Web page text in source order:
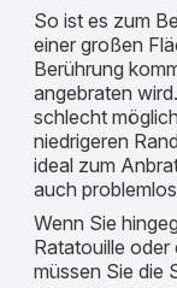
So ist es zum
einer großen
Berührung
angebraten
schlecht
niedrigeren
ideal zum
auch
Wenn Sie
Ratatouille
müssen Sie die